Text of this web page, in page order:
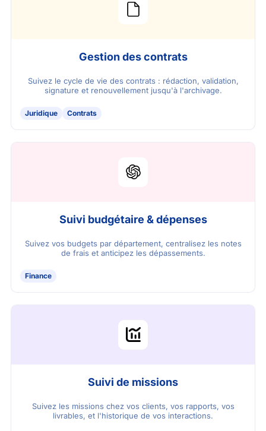
Gestion des contrats
Suivez le cycle de vie des contrats : rédaction, validation,
signature et renouvellement jusqu'à l'archivage.
Juridique Contrats
Suivi budgétaire & dépenses
Suivez vos budgets par département, centralisez les notes
de frais et anticipez les dépassements.
Finance
Suivi de missions
Suivez les missions chez vos clients, vos rapports, vos
livrables, et l'historique de vos interactions.